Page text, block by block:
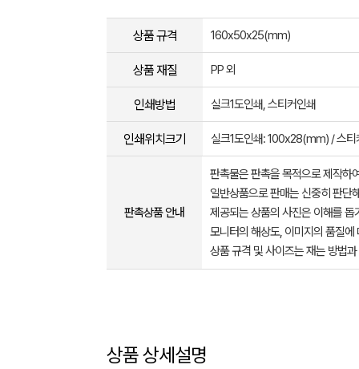
상품 규격 160x50x25(mm)
상품 재질 PP 외
인쇄방법 실크1도인쇄, 스티커인쇄
인쇄위치크기 실크1도인쇄: 100x28(mm) / 스
판촉상품 안내
판촉물은 판촉을 목적으로 제작하
일반상품으로 판매는 신중히 판단
제공되는 상품의 사진은 이해를
모니터의 해상도, 이미지의 품질
상품 규격 및 사이즈는 재는 방법
상품 상세설명